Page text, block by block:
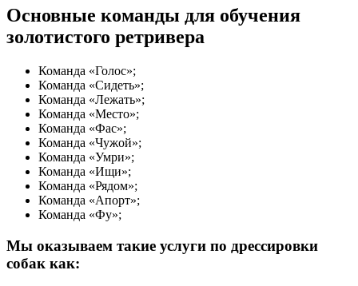
Основные команды для обучения
золотистого ретривера
Команда «Голос»;
Команда «Сидеть»;
Команда «Лежать»;
Команда «Место»;
Команда «Фас»;
Команда «Чужой»;
Команда «Умри»;
Команда «Ищи»;
Команда «Рядом»;
Команда «Апорт»;
Команда «Фу»;
Мы оказываем такие услуги по дрессировки
собак как: